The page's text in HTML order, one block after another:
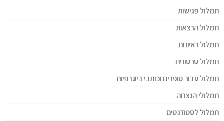
תמלול פגישות
תמלול הרצאות
תמלול ראיונות
תמלול סרטונים
תמלול עבור סופרים וכותבי ביוגרפיות
תמלולי הנצחה
תמלול לסטודנטים